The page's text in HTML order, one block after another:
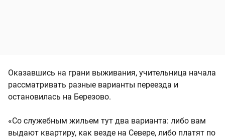
Оказавшись на грани выживания, учительница начала
рассматривать разные варианты переезда и
остановилась на Березово.
«Со служебным жильем тут два варианта: либо вам
выдают квартиру, как везде на Севере, либо платят по